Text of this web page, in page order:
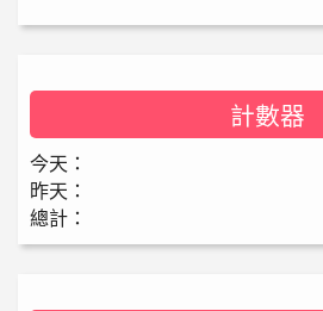
計數器
今天：
昨天：
總計：